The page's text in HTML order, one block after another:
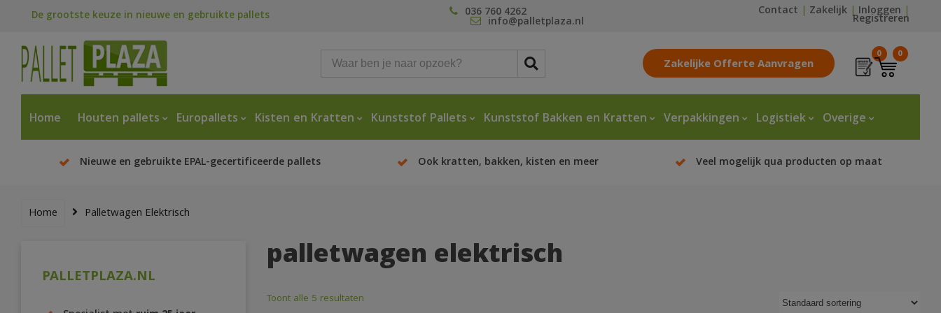
De grootste keuze in nieuwe en gebruikte pallets 036 760 4262
info@palletplaza.nl
Contact | Zakelijk |Inloggen |
Registreren
Zakelijke Offerte Aanvragen
0 0
Home Houten pallets Europallets Kisten en Kratten Kunststof Pallets Kunststof Bakken en Kratten Verpakkingen Logistiek Overige
Nieuwe en gebruikte EPAL-gecertificeerde pallets Ook kratten, bakken, kisten en meer Veel mogelijk qua producten op maat
Home Palletwagen Elektrisch
PALLETPLAZA.NL palletwagen elektrisch
Toont alle 5 resultaten